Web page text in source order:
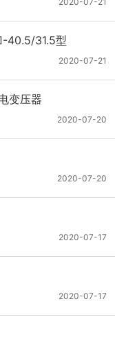
40.5/31.5型
2020-07-21
变压器
2020-07-20
2020-07-20
2020-07-17
2020-07-17